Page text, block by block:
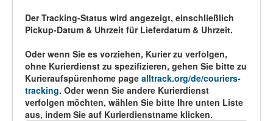
Port Of Calls
Der Tracking-Status wird angezeigt, einschließlich
Pickup-Datum & Uhrzeit für Lieferdatum & Uhrzeit.
Oder wenn Sie es vorziehen, Kurier zu verfolgen,
ohne Kurierdienst zu spezifizieren, gehen Sie bitte zu
Kurieraufspürenhome page alltrack.org/de/couriers-
tracking. Oder wenn Sie andere Kurierdienst
verfolgen möchten, wählen Sie bitte Ihre unten Liste
aus, indem Sie auf Kurierdienstname klicken.